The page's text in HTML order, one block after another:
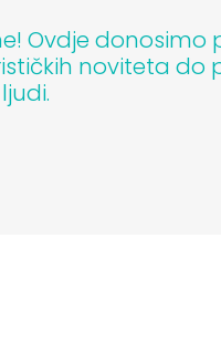
Ovdje donosimo
noviteta do